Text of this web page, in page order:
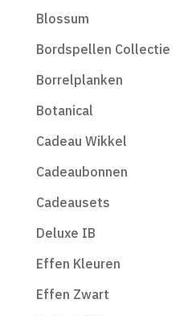
Blossum
Bordspellen Collectie
Borrelplanken
Botanical
Cadeau Wikkel
Cadeaubonnen
Cadeausets
Deluxe IB
Effen Kleuren
Effen Zwart